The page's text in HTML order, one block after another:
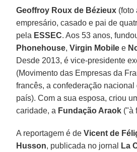
Geoffroy Roux de Bézieux (foto
empresário, casado e pai de
pela ESSEC. Aos 53 anos,
Phonehouse,Virgin Mobile e
Desde 2013, é vice-presidente
(Movimento das Empresas da
francês, a confederação
país). Com a sua esposa, criou
caridade, a Fundação Araok ("à
A reportagem é deVicent de
Husson, publicada no jornal La